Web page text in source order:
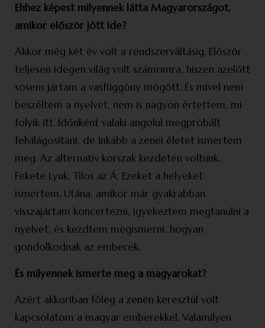
Ehhez képest milyennek látta Magyar­országot,
amikor először jött ide?
Akkor még két év volt a rendszerváltásig. Először
teljesen idegen világ volt számomra, hiszen azelőtt
sosem jártam a vasfüggöny mögött. És mivel nem
beszéltem a nyelvet, nem is nagyon értettem, mi
folyik itt. Időnként valaki angolul megpróbált
felvilágosítani, de inkább a zenei életet ismertem
meg. Az alternatív korszak kezdetén voltunk.
Fekete Lyuk, Tilos az Á. Ezeket a helyeket
ismertem. Utána, amikor már gyakrabban
visszajártam koncertezni, igyekeztem megtanulni a
nyelvet, és kezdtem megismerni, hogyan
gondolkodnak az emberek.
És milyennek ismerte meg a magyarokat?
Azért akkoriban főleg a zenén keresztül volt
kapcsolatom a magyar emberekkel. Valamilyen